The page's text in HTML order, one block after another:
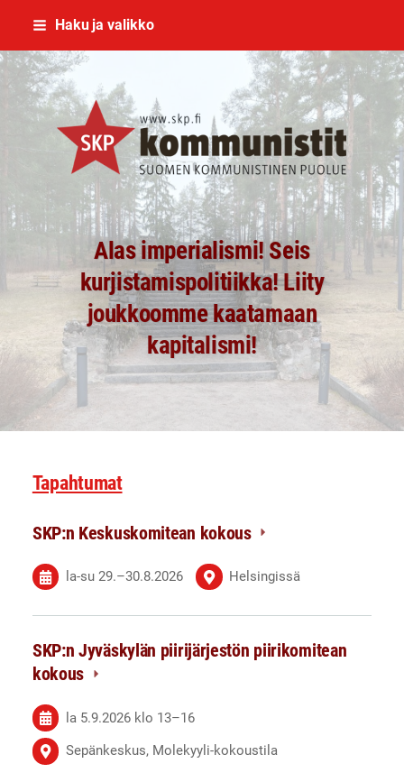
Siirry
sisältöön
Haku ja valikko
SKP Jyväskylä
Alas imperialismi! Seis
kurjistamispolitiikka! Liity
joukkoomme kaatamaan
kapitalismi!
Tapahtumat
SKP:n Keskuskomitean kokous
la-su 29.–30.8.2026 Helsingissä
SKP:n Jyväskylän piirijärjestön piirikomitean
kokous
la 5.9.2026 klo 13–16
Sepänkeskus, Molekyyli-kokoustila